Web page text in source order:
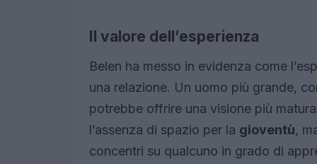
Il valore dell’esperienza
Belen ha messo in evidenza come
una relazione. Un uomo più grande,
potrebbe offrire una visione più
l’assenza di spazio per la gioventù,
concentri su qualcuno in grado di